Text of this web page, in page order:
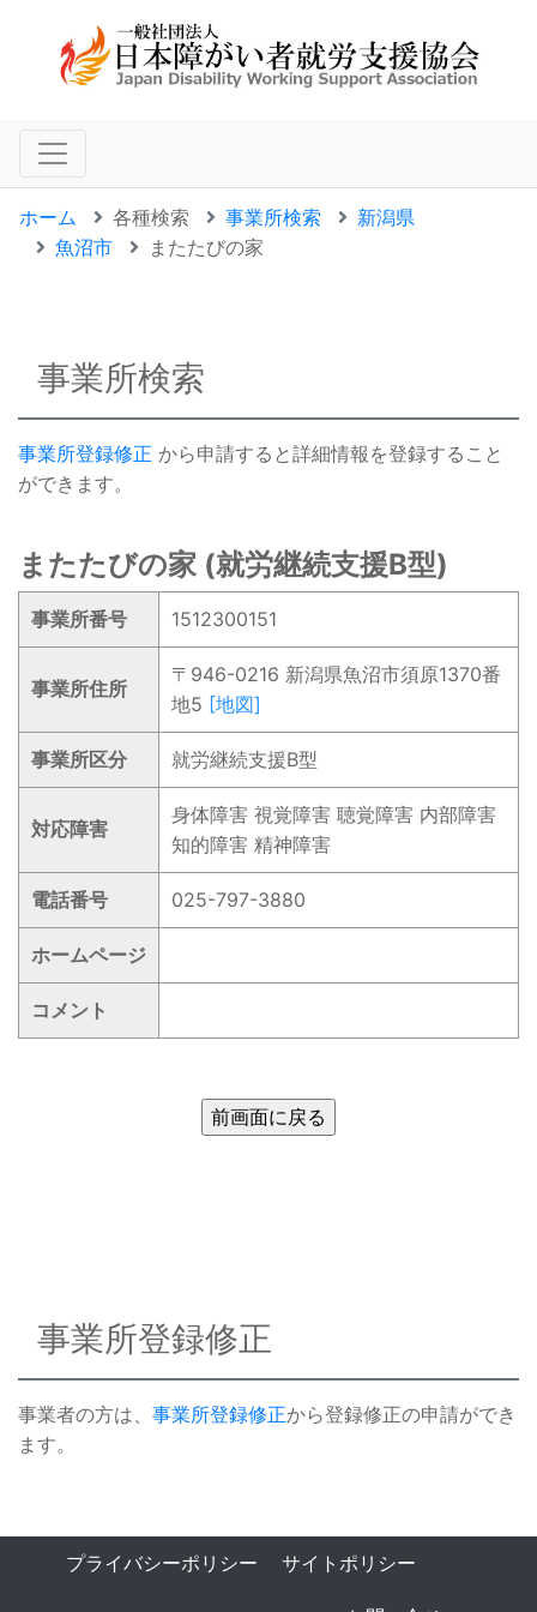
ホーム 各種検索 事業所検索
新潟県
魚沼市
またたびの家
事業所検索
事業所登録修正 から申請すると詳細情報を登録すること
ができます。
またたびの家 (就労継続支援B型)
事業所番号 1512300151
事業所住所
〒946-0216 新潟県魚沼市須原1370番
地5 [地図]
事業所区分 就労継続支援B型
対応障害
身体障害 視覚障害 聴覚障害 内部障害
知的障害 精神障害
電話番号 025-797-3880
ホームページ
コメント
事業所登録修正
事業者の方は、 事業所登録修正から登録修正の申請ができ
ます。
プライバシーポリシー サイトポリシー